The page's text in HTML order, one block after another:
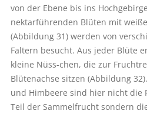
von der Ebene bis ins
nektarführenden Blüten mit
(Abbildung 31) werden von
Faltern besucht. Aus jeder Blüte
kleine Nüss-chen, die zur
Blütenachse sitzen (Abbildung
und Himbeere sind hier nicht die
Teil der Sammelfrucht sondern